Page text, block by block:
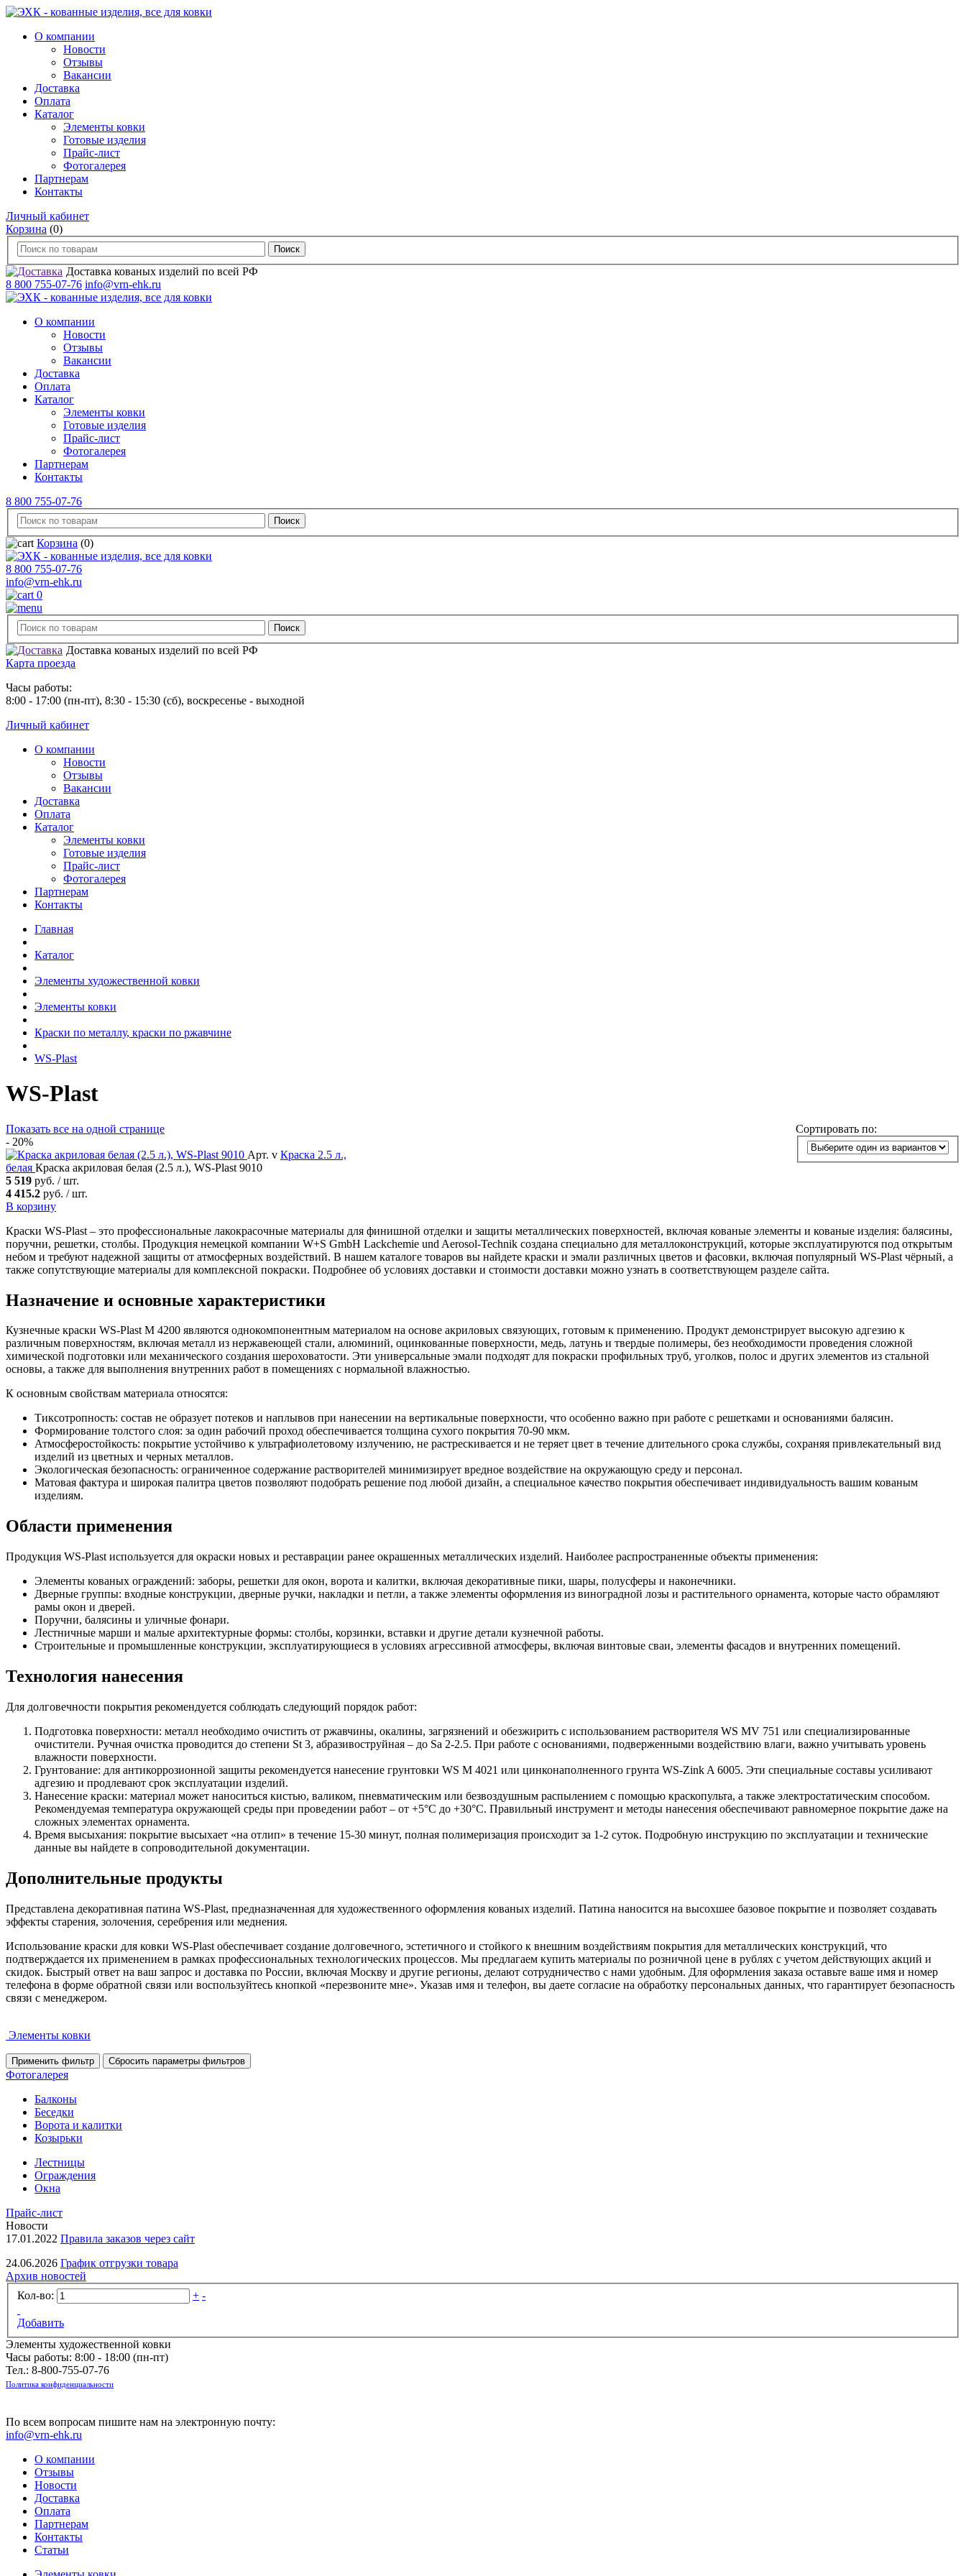
О компании
Новости
Отзывы
Вакансии
Доставка
Оплата
Каталог
Элементы ковки
Готовые изделия
Прайс-лист
Фотогалерея
Партнерам
Контакты
Личный кабинет
Корзина (0)
Доставка кованых изделий по всей РФ
8 800 755-07-76 info@vrn-ehk.ru
О компании
Новости
Отзывы
Вакансии
Доставка
Оплата
Каталог
Элементы ковки
Готовые изделия
Прайс-лист
Фотогалерея
Партнерам
Контакты
8 800 755-07-76
Корзина (0)
8 800 755-07-76
info@vrn-ehk.ru
0
Доставка кованых изделий по всей РФ
Карта проезда
Часы работы:
8:00 - 17:00 (пн-пт), 8:30 - 15:30 (сб), воскресенье - выходной
Личный кабинет
О компании
Новости
Отзывы
Вакансии
Доставка
Оплата
Каталог
Элементы ковки
Готовые изделия
Прайс-лист
Фотогалерея
Партнерам
Контакты
Главная
Каталог
Элементы художественной ковки
Элементы ковки
Краски по металлу, краски по ржавчине
WS-Plast
WS-Plast
Сортировать по:
Показать все на одной странице
- 20%
Арт. v Краска 2.5 л.,
белая Краска акриловая белая (2.5 л.), WS-Plast 9010
5 519 руб. / шт.
4 415.2 руб. / шт.
В корзину
Краски WS-Plast – это профессиональные лакокрасочные материалы для финишной отделки и защиты металлических поверхностей, включая кованые элементы и кованые изделия: балясины,
поручни, решетки, столбы. Продукция немецкой компании W+S GmbH Lackchemie und Aerosol-Technik создана специально для металлоконструкций, которые эксплуатируются под открытым
небом и требуют надежной защиты от атмосферных воздействий. В нашем каталоге товаров вы найдете краски и эмали различных цветов и фасовки, включая популярный WS-Plast чёрный, а
также сопутствующие материалы для комплексной покраски. Подробнее об условиях доставки и стоимости доставки можно узнать в соответствующем разделе сайта.
Назначение и основные характеристики
Кузнечные краски WS-Plast M 4200 являются однокомпонентным материалом на основе акриловых связующих, готовым к применению. Продукт демонстрирует высокую адгезию к
различным поверхностям, включая металл из нержавеющей стали, алюминий, оцинкованные поверхности, медь, латунь и твердые полимеры, без необходимости проведения сложной
химической подготовки или механического создания шероховатости. Эти универсальные эмали подходят для покраски профильных труб, уголков, полос и других элементов из стальной
основы, а также для выполнения внутренних работ в помещениях с нормальной влажностью.
К основным свойствам материала относятся:
Тиксотропность: состав не образует потеков и наплывов при нанесении на вертикальные поверхности, что особенно важно при работе с решетками и основаниями балясин.
Формирование толстого слоя: за один рабочий проход обеспечивается толщина сухого покрытия 70-90 мкм.
Атмосферостойкость: покрытие устойчиво к ультрафиолетовому излучению, не растрескивается и не теряет цвет в течение длительного срока службы, сохраняя привлекательный вид
изделий из цветных и черных металлов.
Экологическая безопасность: ограниченное содержание растворителей минимизирует вредное воздействие на окружающую среду и персонал.
Матовая фактура и широкая палитра цветов позволяют подобрать решение под любой дизайн, а специальное качество покрытия обеспечивает индивидуальность вашим кованым
изделиям.
Области применения
Продукция WS-Plast используется для окраски новых и реставрации ранее окрашенных металлических изделий. Наиболее распространенные объекты применения:
Элементы кованых ограждений: заборы, решетки для окон, ворота и калитки, включая декоративные пики, шары, полусферы и наконечники.
Дверные группы: входные конструкции, дверные ручки, накладки и петли, а также элементы оформления из виноградной лозы и растительного орнамента, которые часто обрамляют
рамы окон и дверей.
Поручни, балясины и уличные фонари.
Лестничные марши и малые архитектурные формы: столбы, корзинки, вставки и другие детали кузнечной работы.
Строительные и промышленные конструкции, эксплуатирующиеся в условиях агрессивной атмосферы, включая винтовые сваи, элементы фасадов и внутренних помещений.
Технология нанесения
Для долговечности покрытия рекомендуется соблюдать следующий порядок работ:
Подготовка поверхности: металл необходимо очистить от ржавчины, окалины, загрязнений и обезжирить с использованием растворителя WS MV 751 или специализированные
очистители. Ручная очистка проводится до степени St 3, абразивоструйная – до Sa 2-2.5. При работе с основаниями, подверженными воздействию влаги, важно учитывать уровень
влажности поверхности.
Грунтование: для антикоррозионной защиты рекомендуется нанесение грунтовки WS M 4021 или цинконаполненного грунта WS-Zink A 6005. Эти специальные составы усиливают
адгезию и продлевают срок эксплуатации изделий.
Нанесение краски: материал может наноситься кистью, валиком, пневматическим или безвоздушным распылением с помощью краскопульта, а также электростатическим способом.
Рекомендуемая температура окружающей среды при проведении работ – от +5°C до +30°C. Правильный инструмент и методы нанесения обеспечивают равномерное покрытие даже на
сложных элементах орнамента.
Время высыхания: покрытие высыхает «на отлип» в течение 15-30 минут, полная полимеризация происходит за 1-2 суток. Подробную инструкцию по эксплуатации и технические
данные вы найдете в сопроводительной документации.
Дополнительные продукты
Представлена декоративная патина WS-Plast, предназначенная для художественного оформления кованых изделий. Патина наносится на высохшее базовое покрытие и позволяет создавать
эффекты старения, золочения, серебрения или меднения.
Использование краски для ковки WS-Plast обеспечивает создание долговечного, эстетичного и стойкого к внешним воздействиям покрытия для металлических конструкций, что
подтверждается их применением в рамках профессиональных технологических процессов. Мы предлагаем купить материалы по розничной цене в рублях с учетом действующих акций и
скидок. Быстрый ответ на ваш запрос и доставка по России, включая Москву и другие регионы, делают сотрудничество с нами удобным. Для оформления заказа оставьте ваше имя и номер
телефона в форме обратной связи или воспользуйтесь кнопкой «перезвоните мне». Указав имя и телефон, вы даете согласие на обработку персональных данных, что гарантирует безопасность
связи с менеджером.
Элементы ковки
Фотогалерея
Балконы
Беседки
Ворота и калитки
Козырьки
Лестницы
Ограждения
Окна
Прайс-лист
Новости
17.01.2022 Правила заказов через сайт
24.06.2026 График отгрузки товара
Архив новостей
Кол-во:
+ -
Добавить
Элементы художественной ковки
Часы работы: 8:00 - 18:00 (пн-пт)
Тел.: 8-800-755-07-76
Политика конфиденциальности
По всем вопросам пишите нам на электронную почту:
info@vrn-ehk.ru
О компании
Отзывы
Новости
Доставка
Оплата
Партнерам
Контакты
Статьи